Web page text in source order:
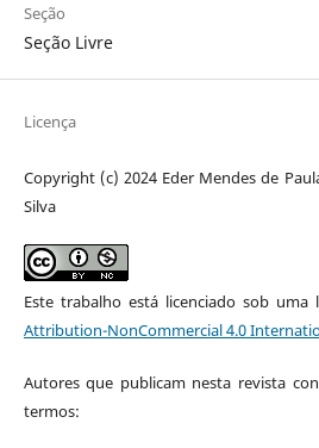
Seção
Seção Livre
Licença
Copyright (c) 2024 Eder Mendes de
Silva
Este trabalho está licenciado sob uma
Attribution-NonCommercial 4.0
Autores que publicam nesta revista
termos: